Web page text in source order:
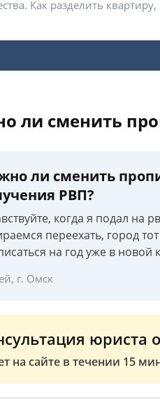
ли сменить
ли сменить
РВП?
когда я подал на
переехать, город
на год уже в новой
г. Омск
юриста
на сайте в течении 15